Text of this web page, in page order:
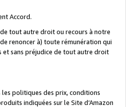
Accord.
tout autre droit ou recours à notre
renoncer à) toute rémunération qui
et sans préjudice de tout autre droit
politiques des prix, conditions
indiquées sur le Site d’Amazon